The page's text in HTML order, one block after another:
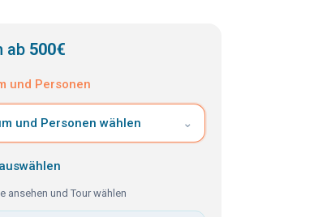
ab 500€
und Personen
und Personen wählen ⌄
ansehen und Tour wählen